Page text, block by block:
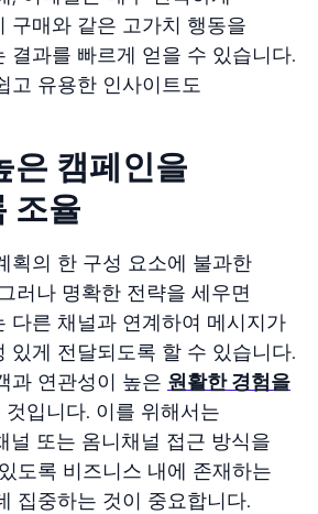
구매와 같은 고가치 행동을
결과를 빠르게 얻을 수 있습니다.
고 유용한 인사이트도
은 캠페인을
조율
획의 한 구성 요소에 불과한
러나 명확한 전략을 세우면
다른 채널과 연계하여 메시지가
있게 전달되도록 할 수 있습니다.
과 연관성이 높은 원활한 경험을
것입니다. 이를 위해서는
널 또는 옴니채널 접근 방식을
도록 비즈니스 내에 존재하는
집중하는 것이 중요합니다.